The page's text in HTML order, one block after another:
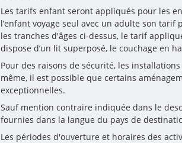
Les tarifs enfant seront appliqués pour les
l’enfant voyage seul avec un adulte son
les tranches d'âges ci-dessus, le tarif
dispose d’un lit superposé, le couchage en
Pour des raisons de sécurité, les
même, il est possible que certains
exceptionnelles.
Sauf mention contraire indiquée dans le
fournies dans la langue du pays de
Les périodes d'ouverture et horaires des